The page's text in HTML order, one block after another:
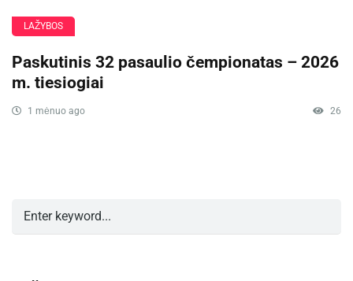
LAŽYBOS
Paskutinis 32 pasaulio čempionatas – 2026
m. tiesiogiai
1 mėnuo ago 26